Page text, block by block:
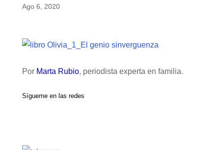
Ago 6, 2020
Por Marta Rubio, periodista experta en familia.
Sígueme en las redes